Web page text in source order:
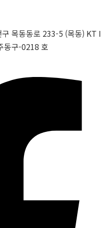
목동동로 233-5 (목동) KT
동구-0218 호